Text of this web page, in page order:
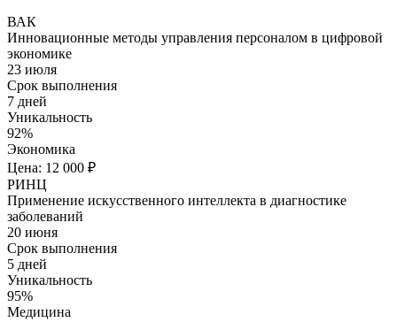
ВАК
Инновационные методы управления персоналом в цифровой
экономике
23 июля
Срок выполнения
7 дней
Уникальность
92%
Экономика
Цена: 12 000 ₽
РИНЦ
Применение искусственного интеллекта в диагностике
заболеваний
20 июня
Срок выполнения
5 дней
Уникальность
95%
Медицина